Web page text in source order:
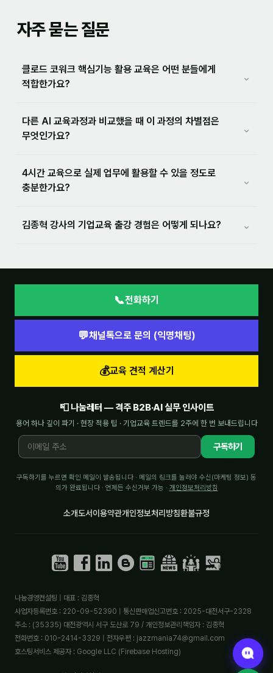
자주 묻는 질문
클로드 코워크 핵심기능 활용 교육은 어떤 분들에게
적합한가요?
⌄
다른 AI 교육과정과 비교했을 때 이 과정의 차별점은
무엇인가요?
⌄
4시간 교육으로 실제 업무에 활용할 수 있을 정도로
충분한가요?
⌄
김종혁 강사의 기업교육 출강 경험은 어떻게 되나요? ⌄
📞전화하기
💬채널톡으로 문의 (익명채팅)
💰교육 견적 계산기
📮 나눔레터 — 격주 B2B·AI 실무 인사이트
용어 하나 깊이 파기 · 현장 적용 팁 · 기업교육 트렌드를 2주에 한 번 보내드립니다
구독하기
구독하기를 누르면 확인 메일이 발송됩니다 · 메일의 링크를 눌러야 수신(마케팅 정보) 동
의가 완료됩니다 · 언제든 수신거부 가능 · 개인정보처리방침
소개도서이용약관개인정보처리방침환불규정
나눔경영컨설팅 | 대표 : 김종혁
사업자등록번호 : 220-09-52390 | 통신판매업신고번호 : 2025-대전서구-2328
주소 : (35335) 대전광역시 서구 도산로 79 / 개인정보관리책임자 : 김종혁
전화번호 : 010-2414-3329 | 전자우편 : jazzmania74@gmail.com
호스팅서비스 제공자 : Google LLC (Firebase Hosting)